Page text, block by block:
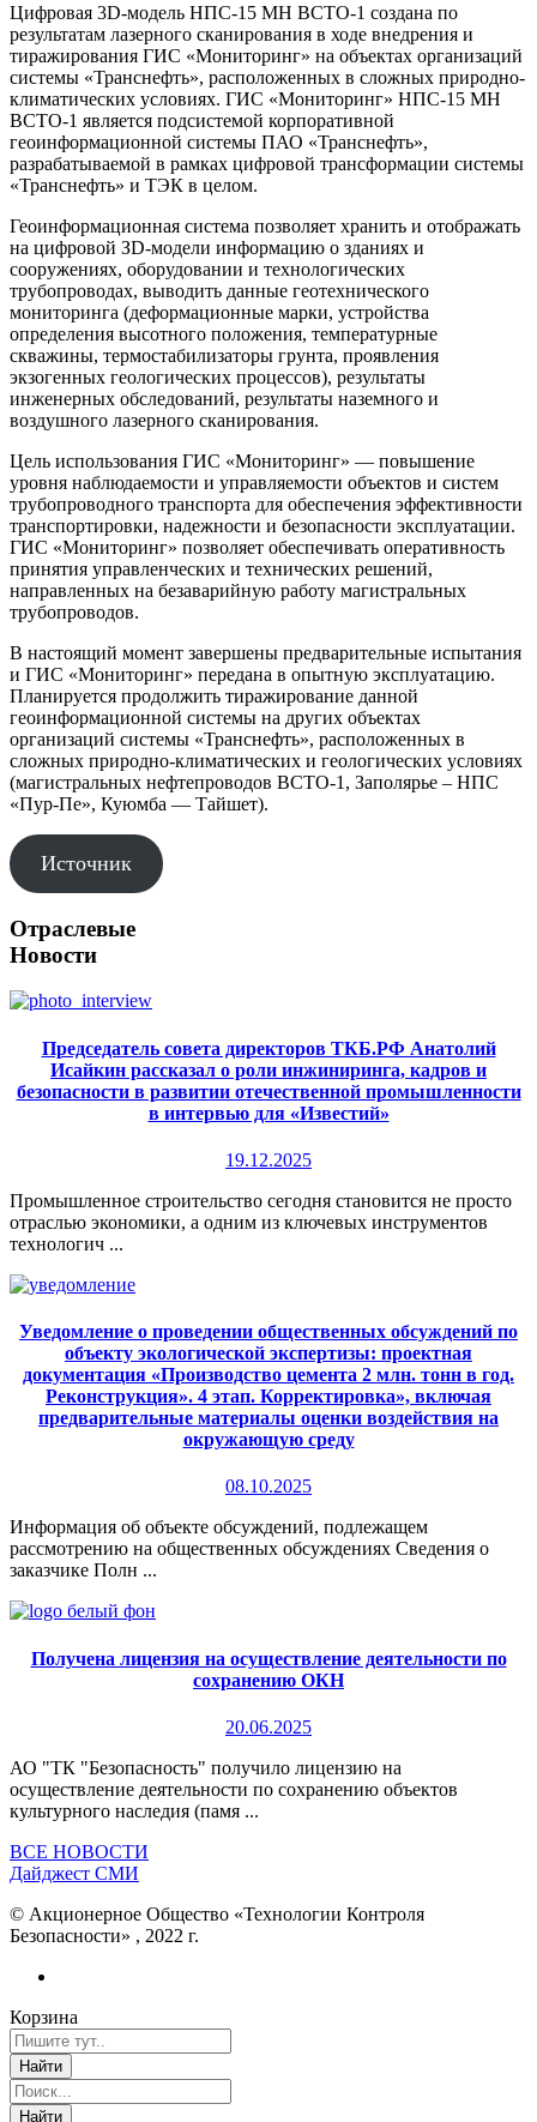
Цифровая 3D-модель НПС-15 МН ВСТО-1 создана по
результатам лазерного сканирования в ходе внедрения и
тиражирования ГИС «Мониторинг» на объектах организаций
системы «Транснефть», расположенных в сложных природно-
климатических условиях. ГИС «Мониторинг» НПС-15 МН
ВСТО-1 является подсистемой корпоративной
геоинформационной системы ПАО «Транснефть»,
разрабатываемой в рамках цифровой трансформации системы
«Транснефть» и ТЭК в целом.
Геоинформационная система позволяет хранить и отображать
на цифровой ЗD-модели информацию о зданиях и
сооружениях, оборудовании и технологических
трубопроводах, выводить данные геотехнического
мониторинга (деформационные марки, устройства
определения высотного положения, температурные
скважины, термостабилизаторы грунта, проявления
экзогенных геологических процессов), результаты
инженерных обследований, результаты наземного и
воздушного лазерного сканирования.
Цель использования ГИС «Мониторинг» — повышение
уровня наблюдаемости и управляемости объектов и систем
трубопроводного транспорта для обеспечения эффективности
транспортировки, надежности и безопасности эксплуатации.
ГИС «Мониторинг» позволяет обеспечивать оперативность
принятия управленческих и технических решений,
направленных на безаварийную работу магистральных
трубопроводов.
В настоящий момент завершены предварительные испытания
и ГИС «Мониторинг» передана в опытную эксплуатацию.
Планируется продолжить тиражирование данной
геоинформационной системы на других объектах
организаций системы «Транснефть», расположенных в
сложных природно-климатических и геологических условиях
(магистральных нефтепроводов ВСТО-1, Заполярье – НПС
«Пур-Пе», Куюмба — Тайшет).
Источник
Отраслевые
Новости
Председатель совета директоров ТКБ.РФ Анатолий
Исайкин рассказал о роли инжиниринга, кадров и
безопасности в развитии отечественной промышленности
в интервью для «Известий»
19.12.2025
Промышленное строительство сегодня становится не просто
отраслью экономики, а одним из ключевых инструментов
технологич ...
Уведомление о проведении общественных обсуждений по
объекту экологической экспертизы: проектная
документация «Производство цемента 2 млн. тонн в год.
Реконструкция». 4 этап. Корректировка», включая
предварительные материалы оценки воздействия на
окружающую среду
08.10.2025
Информация об объекте обсуждений, подлежащем
рассмотрению на общественных обсуждениях Сведения о
заказчике Полн ...
Получена лицензия на осуществление деятельности по
сохранению ОКН
20.06.2025
АО "ТК "Безопасность" получило лицензию на
осуществление деятельности по сохранению объектов
культурного наследия (памя ...
ВСЕ НОВОСТИ
Дайджест СМИ
© Акционерное Общество «Технологии Контроля
Безопасности» , 2022 г.
Корзина